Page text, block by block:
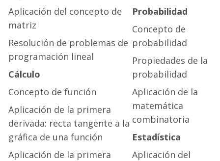
Aplicación del concepto de
matriz
Resolución de problemas de
programación lineal
Cálculo
Concepto de función
Aplicación de la primera
derivada: recta tangente a la
gráfica de una función
Aplicación de la primera
Probabilidad
Concepto de
probabilidad
Propiedades de la
probabilidad
Aplicación de la
matemática
combinatoria
Estadística
Aplicación del